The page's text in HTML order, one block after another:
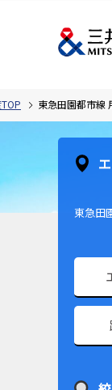
東急田園都市線
東急田